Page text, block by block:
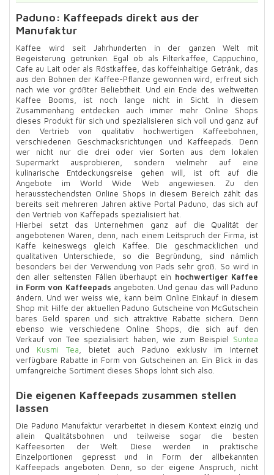
Paduno: Kaffeepads direkt aus der
Manufaktur
Kaffee wird seit Jahrhunderten in der ganzen Welt mit
Begeisterung getrunken. Egal ob als Filterkaffee, Cappuchino,
Cafe au Lait oder als Röstkaffee, das koffeinhaltige Getränk, das
aus den Bohnen der Kaffee-Pflanze gewonnen wird, erfreut sich
nach wie vor größter Beliebtheit. Und ein Ende des weltweiten
Kaffee Booms, ist noch lange nicht in Sicht. In diesem
Zusammenhang entdecken auch immer mehr Online Shops
dieses Produkt für sich und spezialisieren sich voll und ganz auf
den Vertrieb von qualitativ hochwertigen Kaffeebohnen,
verschiedenen Geschmacksrichtungen und Kaffeepads. Denn
wer nicht nur die drei oder vier Sorten aus dem lokalen
Supermarkt ausprobieren, sondern vielmehr auf eine
kulinarische Entdeckungsreise gehen will, ist oft auf die
Angebote im World Wide Web angewiesen. Zu den
herausstechendsten Online Shops in diesem Bereich zählt das
bereits seit mehreren Jahren aktive Portal Paduno, das sich auf
den Vertrieb von Kaffepads spezialisiert hat.
Hierbei setzt das Unternehmen ganz auf die Qualität der
angebotenen Waren, denn, nach einem Leitspruch der Firma, ist
Kaffe keineswegs gleich Kaffee. Die geschmacklichen und
qualitativen Unterschiede, so die Begründung, sind nämlich
besonders bei der Verwendung von Pads sehr groß. So wird in
den aller seltensten Fällen überhaupt ein hochwertiger Kaffee
in Form von Kaffeepads angeboten. Und genau das will Paduno
ändern. Und wer weiss wie, kann beim Online Einkauf in diesem
Shop mit Hilfe der aktuellen Paduno Gutscheine von McGutschein
bares Geld sparen und sich attraktive Rabatte sichern. Denn
ebenso wie verschiedene Online Shops, die sich auf den
Verkauf von Tee spezialisiert haben, wie zum Beispiel Suntea
und Kusmi Tea , bietet auch Paduno exklusiv im Internet
verfügbare Rabatte in Form von Gutscheinen an. Ein Blick in das
umfangreiche Sortiment dieses Shops lohnt sich also.
Die eigenen Kaffeepads zusammen stellen
lassen
Die Paduno Manufaktur verarbeitet in diesem Kontext einzig und
allein Qualitätsbohnen und teilweise sogar die besten
Kaffeesorten der Welt. Diese werden in praktische
Einzelportionen gepresst und in Form der allbekannten
Kaffeepads angeboten. Denn, so der eigene Anspruch, nicht